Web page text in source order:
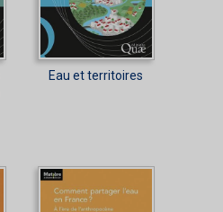
Eau et territoires